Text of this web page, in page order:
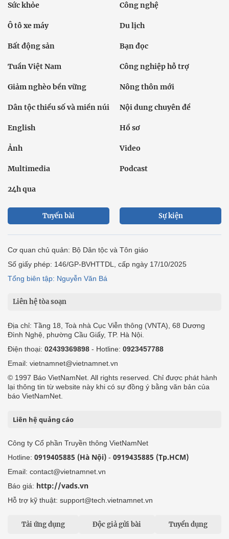
Sức khỏe Công nghệ
Ô tô xe máy Du lịch
Bất động sản Bạn đọc
Tuần Việt Nam Công nghiệp hỗ trợ
Giảm nghèo bền vững Nông thôn mới
Dân tộc thiểu số và miền núi Nội dung chuyên đề
English Hồ sơ
Ảnh Video
Multimedia Podcast
24h qua
Tuyến bài Sự kiện
Cơ quan chủ quản: Bộ Dân tộc và Tôn giáo
Số giấy phép: 146/GP-BVHTTDL, cấp ngày 17/10/2025
Tổng biên tập: Nguyễn Văn Bá
Liên hệ tòa soạn
Địa chỉ: Tầng 18, Toà nhà Cục Viễn thông (VNTA), 68 Dương
Đình Nghệ, phường Cầu Giấy, TP. Hà Nội.
Điện thoại: 02439369898 - Hotline: 0923457788
Email: vietnamnet@vietnamnet.vn
© 1997 Báo VietNamNet. All rights reserved. Chỉ được phát hành
lại thông tin từ website này khi có sự đồng ý bằng văn bản của
báo VietNamNet.
Liên hệ quảng cáo
Công ty Cổ phần Truyền thông VietNamNet
Hotline: 0919405885 (Hà Nội) - 0919435885 (Tp.HCM)
Email: contact@vietnamnet.vn
Báo giá: http://vads.vn
Hỗ trợ kỹ thuật: support@tech.vietnamnet.vn
Tải ứng dụng Độc giả gửi bài Tuyển dụng